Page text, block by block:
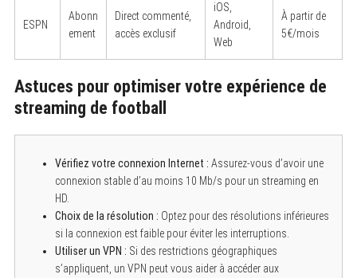
ESPN
Abonn
ement
Direct commenté,
accès exclusif
iOS,
Android,
Web
À partir de
5€/mois
Astuces pour optimiser votre expérience de
streaming de football
Vérifiez votre connexion Internet : Assurez-vous d’avoir une
connexion stable d’au moins 10 Mb/s pour un streaming en
HD.
Choix de la résolution : Optez pour des résolutions inférieures
si la connexion est faible pour éviter les interruptions.
Utiliser un VPN : Si des restrictions géographiques
s’appliquent, un VPN peut vous aider à accéder aux
a
r
c
r
: